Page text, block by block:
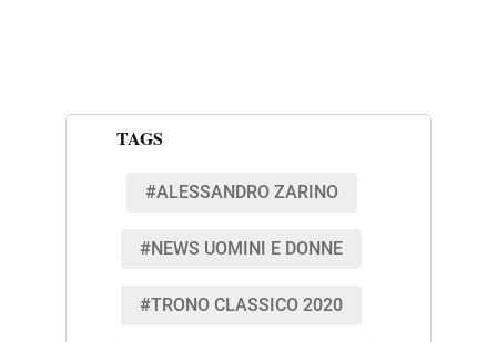
TAGS
#ALESSANDRO ZARINO
#NEWS UOMINI E DONNE
#TRONO CLASSICO 2020